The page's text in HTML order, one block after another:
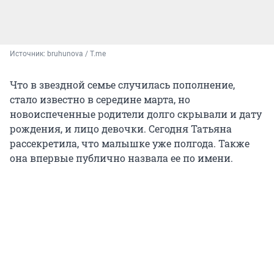
Источник: bruhunova / T.me
Что в звездной семье случилась пополнение,
стало известно в середине марта, но
новоиспеченные родители долго скрывали и дату
рождения, и лицо девочки. Сегодня Татьяна
рассекретила, что малышке уже полгода. Также
она впервые публично назвала ее по имени.